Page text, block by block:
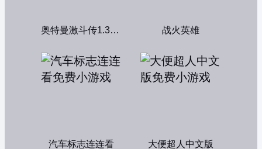
奥特曼激斗传1.3双人版 战火英雄
汽车标志连连看 大便超人中文版